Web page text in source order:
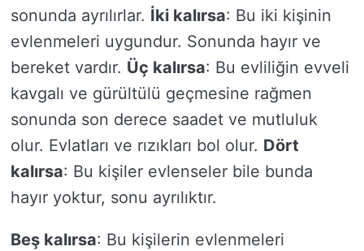
sonunda ayrılırlar. İki kalırsa: Bu iki kişinin
evlenmeleri uygundur. Sonunda hayır ve
bereket vardır. Üç kalırsa: Bu evliliğin evveli
kavgalı ve gürültülü geçmesine rağmen
sonunda son derece saadet ve mutluluk
olur. Evlatları ve rızıkları bol olur. Dört
kalırsa: Bu kişiler evlenseler bile bunda
hayır yoktur, sonu ayrılıktır.
Beş kalırsa: Bu kişilerin evlenmeleri